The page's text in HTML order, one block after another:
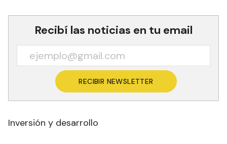
Recibí las noticias en tu email
RECIBIR NEWSLETTER
Inversión y desarrollo